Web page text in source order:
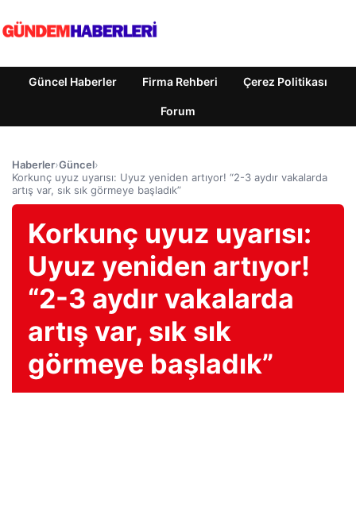
Güncel Haberler Firma Rehberi Çerez Politikası
Forum
Haberler›Güncel›
Korkunç uyuz uyarısı: Uyuz yeniden artıyor! “2-3 aydır vakalarda
artış var, sık sık görmeye başladık”
Korkunç uyuz uyarısı:
Uyuz yeniden artıyor!
“2-3 aydır vakalarda
artış var, sık sık
görmeye başladık”